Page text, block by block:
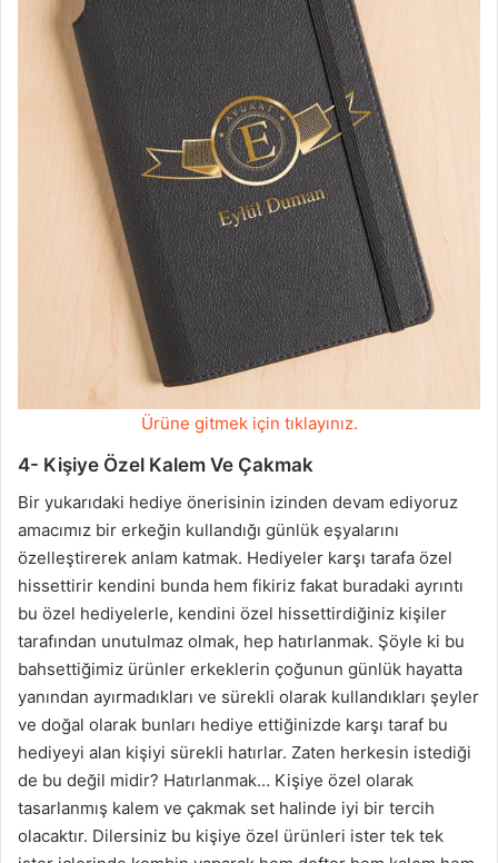
Ürüne gitmek için tıklayınız.
4- Kişiye Özel Kalem Ve Çakmak
Bir yukarıdaki hediye önerisinin izinden devam ediyoruz
amacımız bir erkeğin kullandığı günlük eşyalarını
özelleştirerek anlam katmak. Hediyeler karşı tarafa özel
hissettirir kendini bunda hem fikiriz fakat buradaki ayrıntı
bu özel hediyelerle, kendini özel hissettirdiğiniz kişiler
tarafından unutulmaz olmak, hep hatırlanmak. Şöyle ki bu
bahsettiğimiz ürünler erkeklerin çoğunun günlük hayatta
yanından ayırmadıkları ve sürekli olarak kullandıkları şeyler
ve doğal olarak bunları hediye ettiğinizde karşı taraf bu
hediyeyi alan kişiyi sürekli hatırlar. Zaten herkesin istediği
de bu değil midir? Hatırlanmak… Kişiye özel olarak
tasarlanmış kalem ve çakmak set halinde iyi bir tercih
olacaktır. Dilersiniz bu kişiye özel ürünleri ister tek tek